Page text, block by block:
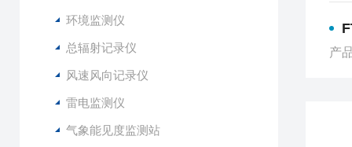
环境监测仪
总辐射记录仪
风速风向记录仪
雷电监测仪
气象能见度监测站
产